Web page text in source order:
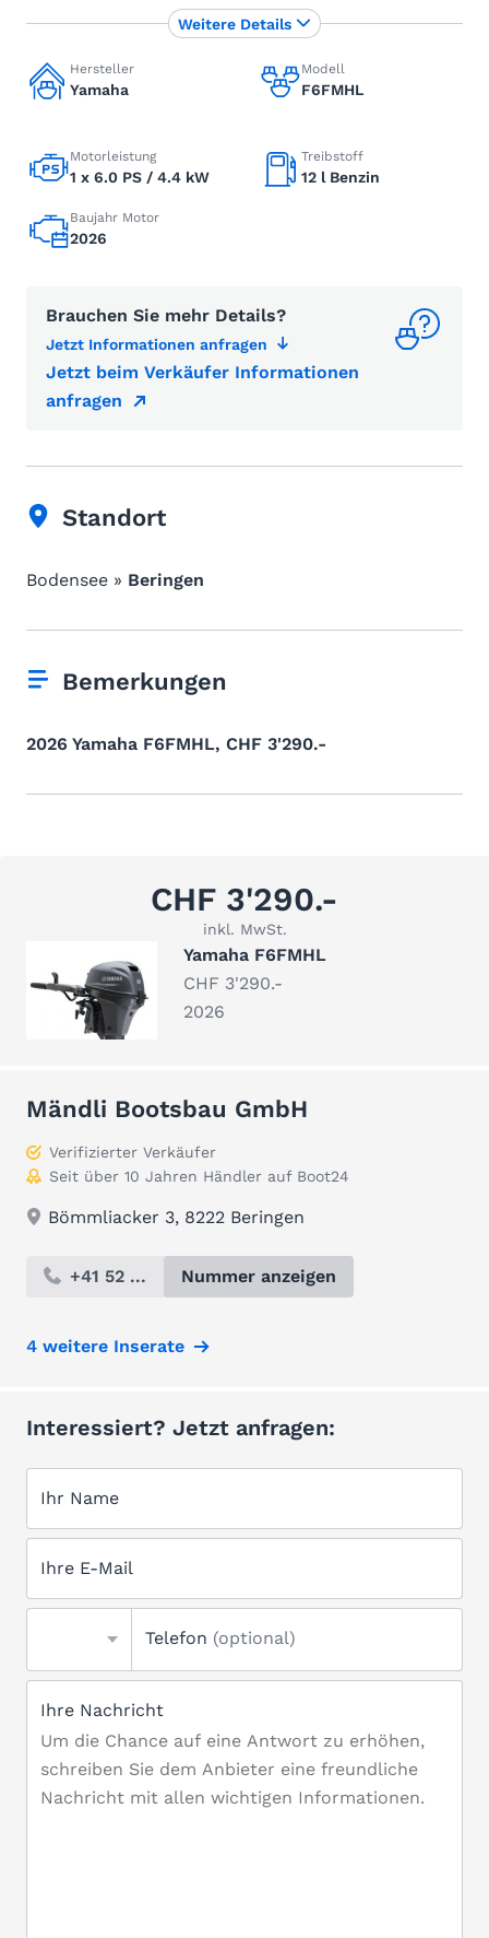
Hersteller
Yamaha
Modell
F6FMHL
Motorleistung
1 x 6.0 PS / 4.4 kW
Treibstoff
12 l Benzin
Baujahr Motor
2026
Brauchen Sie mehr Details?
Jetzt Informationen anfragen
Jetzt beim Verkäufer Informationen
anfragen
Weitere Details
Standort
Bodensee » Beringen
Bemerkungen
2026 Yamaha F6FMHL, CHF 3'290.-
CHF 3'290.-
inkl. MwSt.
Yamaha F6FMHL
CHF 3'290.-
2026
Mändli Bootsbau GmbH
Verifizierter Verkäufer
Seit über 10 Jahren Händler auf Boot24
Bömmliacker 3, 8222 Beringen
+41 52 ... Nummer anzeigen
4 weitere Inserate
Interessiert? Jetzt anfragen:
Ihr Name
Ihre E-Mail
Telefon (optional)
Ihre Nachricht